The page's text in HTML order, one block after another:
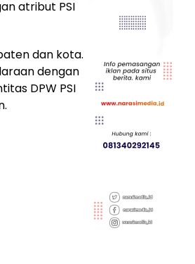
atribut PSI
dan kota.
dengan
DPW PSI